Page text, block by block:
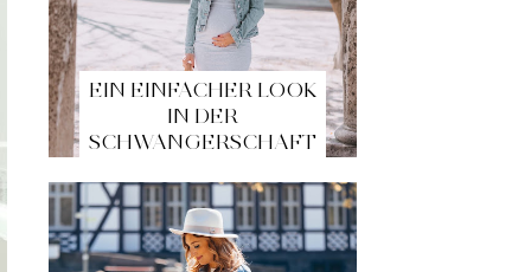
EIN EINFACHER LOOK
IN DER
SCHWANGERSCHAFT